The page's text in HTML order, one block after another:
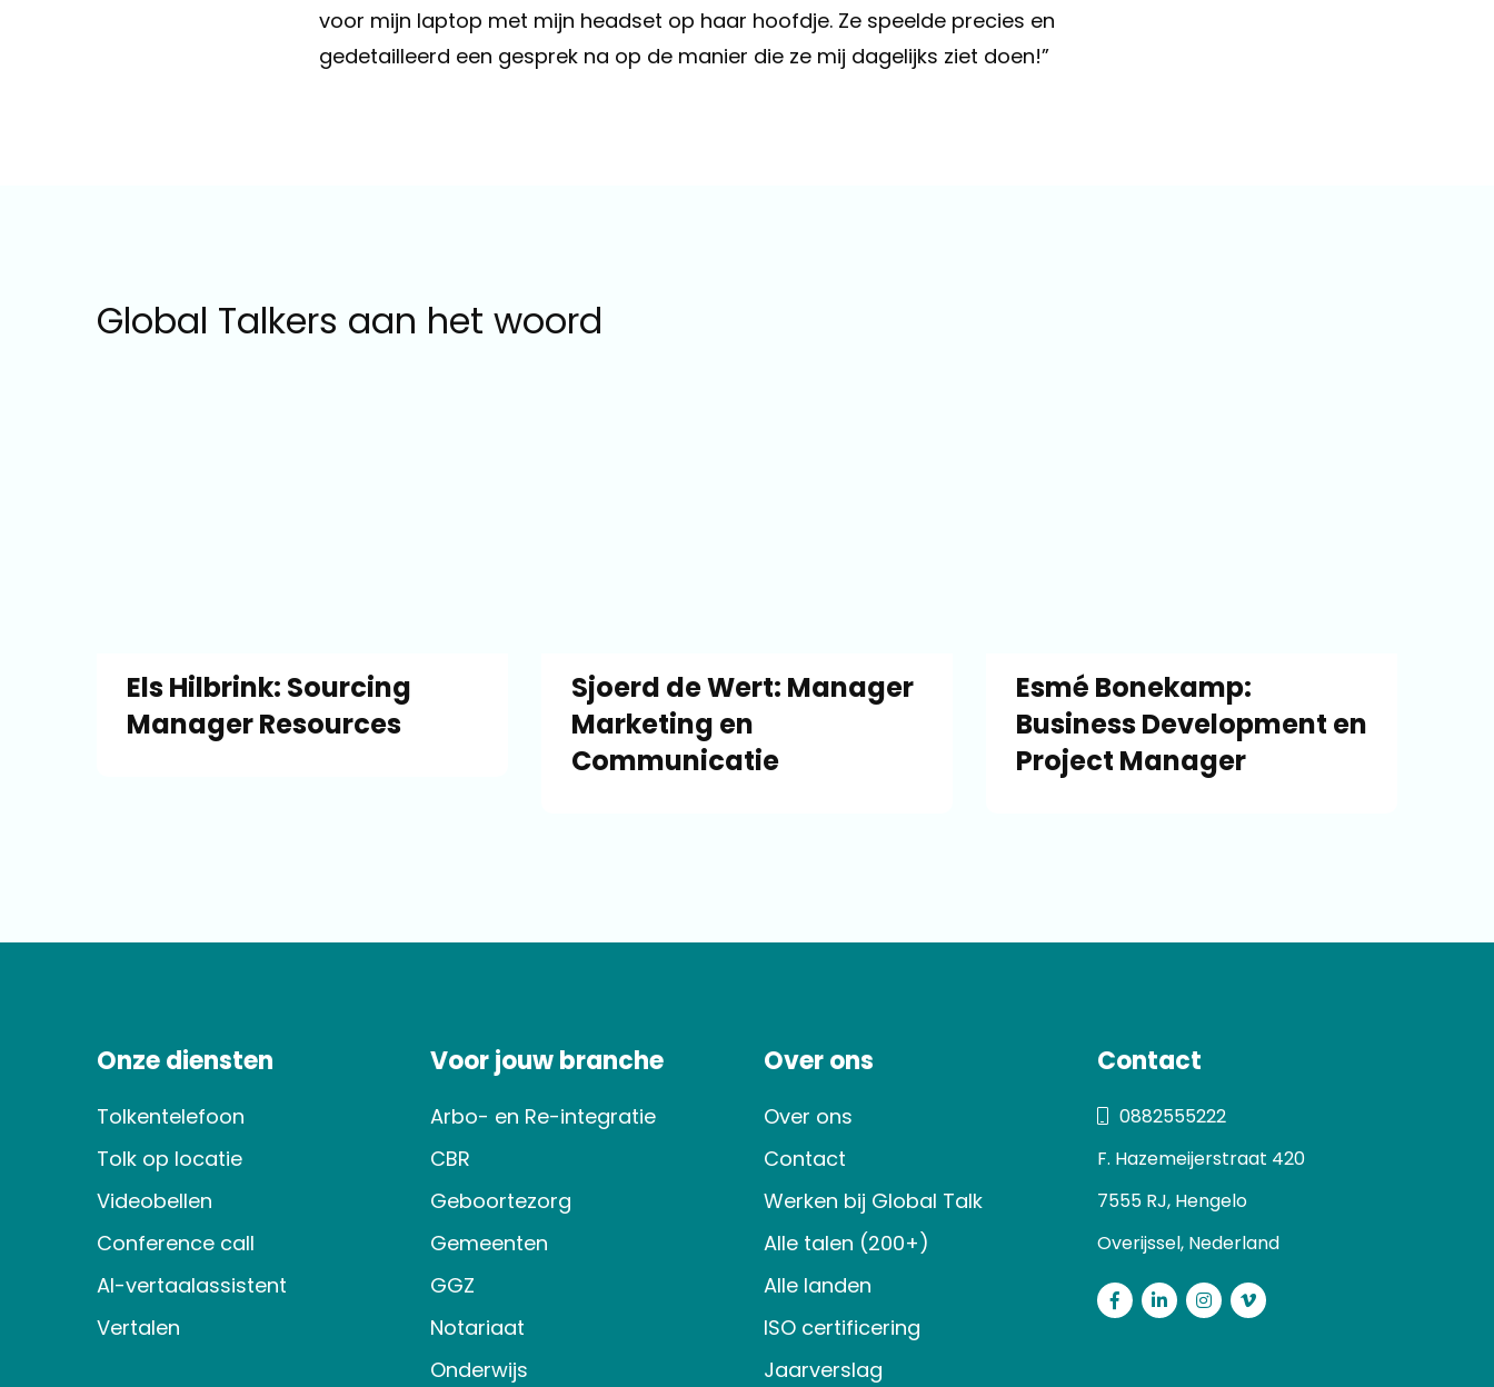
voor mijn laptop met mijn headset op haar hoofdje. Ze speelde precies en
gedetailleerd een gesprek na op de manier die ze mij dagelijks ziet doen!”
Global Talkers aan het woord
Els Hilbrink: Sourcing
Manager Resources
Sjoerd de Wert: Manager
Marketing en
Communicatie
Esmé Bonekamp:
Business Development en
Project Manager
Onze diensten
Tolkentelefoon
Tolk op locatie
Videobellen
Conference call
AI-vertaalassistent
Vertalen
Voor jouw branche
Arbo- en Re-integratie
CBR
Geboortezorg
Gemeenten
GGZ
Notariaat
Onderwijs
Over ons
Over ons
Contact
Werken bij Global Talk
Alle talen (200+)
Alle landen
ISO certificering
Jaarverslag
Contact
0882555222
F. Hazemeijerstraat 420
7555 RJ, Hengelo
Overijssel, Nederland
Facebook
LinkedInInstagram
Vimeo